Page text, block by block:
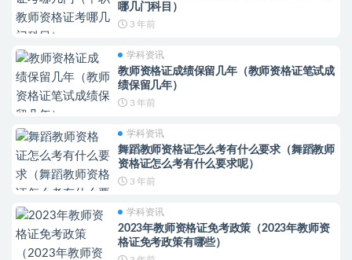
哪几门科目）
3 年前
学科资讯
教师资格证成绩保留几年（教师资格证笔试成
绩保留几年）
3 年前
学科资讯
舞蹈教师资格证怎么考有什么要求（舞蹈教师
资格证怎么考有什么要求呢）
3 年前
学科资讯
2023年教师资格证免考政策（2023年教师资
格证免考政策有哪些）